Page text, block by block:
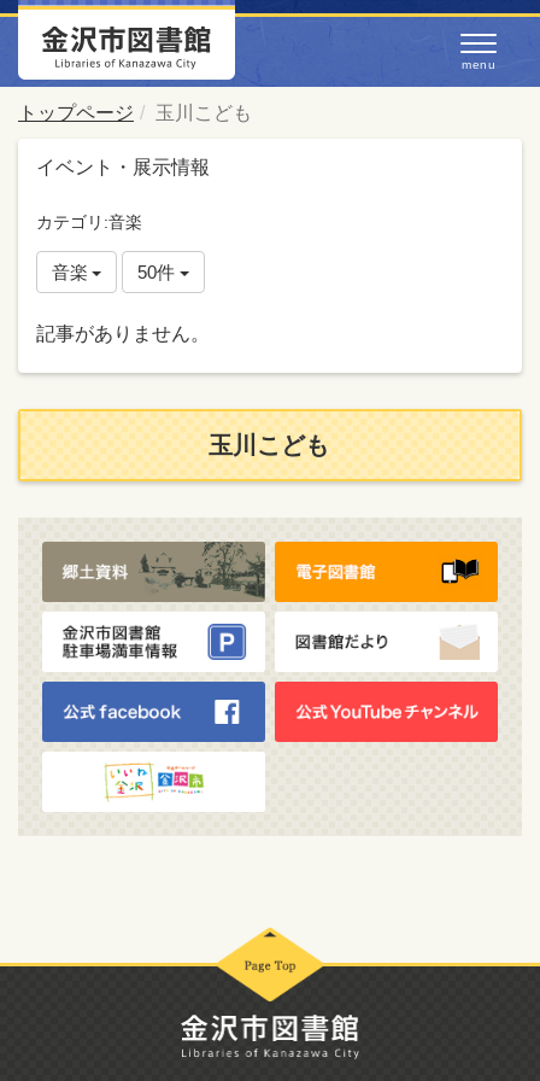
トップページ 玉川こども
イベント・展示情報
カテゴリ:音楽
音楽 50件
記事がありません。
玉川こども